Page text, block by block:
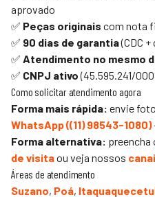
aprovado
✅ Peças originais com nota
✅ 90 dias de garantia(CDC
✅ Atendimento no mesmo
✅ CNPJ ativo(45.595.241/
Como solicitar atendimento agora
Forma mais rápida: envie
WhatsApp ((11) 98543-1080)
Forma alternativa: preencha
de visitaou veja nossos
Áreas de atendimento
Suzano, Poá,